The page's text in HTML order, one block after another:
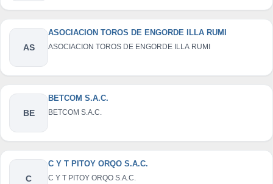
AS
ASOCIACION TOROS DE ENGORDE ILLA RUMI
ASOCIACION TOROS DE ENGORDE ILLA RUMI
BE
BETCOM S.A.C.
BETCOM S.A.C.
C
C Y T PITOY ORQO S.A.C.
C Y T PITOY ORQO S.A.C.